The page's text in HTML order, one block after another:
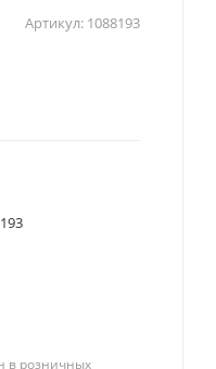
Артикул: 1088193
в розничных